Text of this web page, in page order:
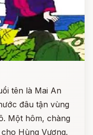
tên là Mai An
đâu tận vùng
Một hôm, chàng
Hùng Vương.